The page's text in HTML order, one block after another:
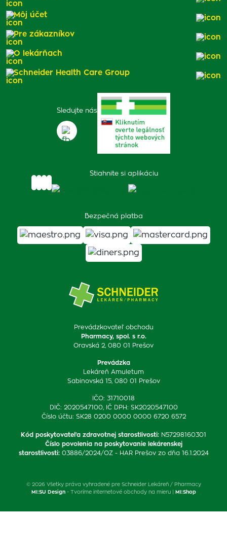
Prevádzkovateľ obchodu
Pharmacy, spol. s r.o.
Oravská 2, 080 01 Prešov
Prevádzka
Lekáreň Amuletum
Sabinovská 15, 080 01 Prešov
IČO: 31710018
DIČ: 2020547100, IČ DPH: SK2020547100
Číslo účtu: SK28 0200 0000 0000 6720 6572
Kód poskytovateľa zdravotnej starostlivosti: N57298160301
Číslo povolenia na poskytovanie lekárenskej
starostlivosti: 03886/2024/OZ - HAR Prešov zo dňa 16.1.2024
Sledujte nás
Stiahnite si aplikáciu
Bezpečná platba
Môj účet
Pre zákazníkov
O lekárňach
Schneider Health Care Group
© 2026 Všetky práva vyhradené pre Schneider Lekáreň / Pharmacy
MI:SU Design- Tvoríme internetové obchody na mieru | MI:Shop